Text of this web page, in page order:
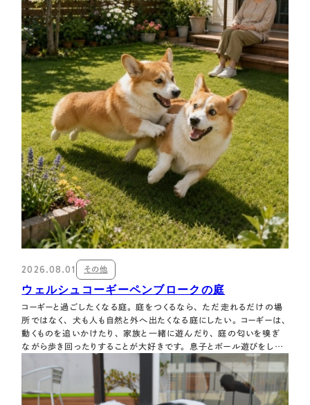
2026.08.01 その他
ウェルシュコーギーペンブロークの庭
コーギーと過ごしたくなる庭。 庭をつくるなら、 ただ走れるだけの場
所ではなく、 犬も人も自然と外へ出たくなる庭にしたい。 コーギーは、
動くものを追いかけたり、 家族と一緒に遊んだり、 庭の匂いを嗅ぎ
ながら歩き回ったりすることが大好きです。 息子とボール遊びをして、
植栽の間をクンクン探検して、 遊び疲れたら家族の近くでひと休み。
週末は庭でバーベキュー。 人はヨガを楽しみ、コーギーは自由参加。